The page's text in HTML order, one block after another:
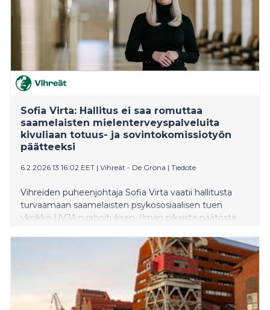
Sofia Virta: Hallitus ei saa romuttaa
saamelaisten mielenterveyspalveluita
kivuliaan totuus- ja sovintokomissiotyön
päätteeksi
6.2.2026 13:16:02 EET | Vihreät - De Gröna | Tiedote
Vihreiden puheenjohtaja Sofia Virta vaatii hallitusta
turvaamaan saamelaisten psykososiaalisen tuen
yksikkö UVJA:n rahoituksen. Ilman pikaista päätöstä
tänä keväänä, mikä tarkoittaisi saamenkielisen ja
saamelaiskulttuurin mukaisen matalan kynnyksen
mielenterveyden tuen katoamista juuri nyt, kun
saamelaisten haavat on avattu.